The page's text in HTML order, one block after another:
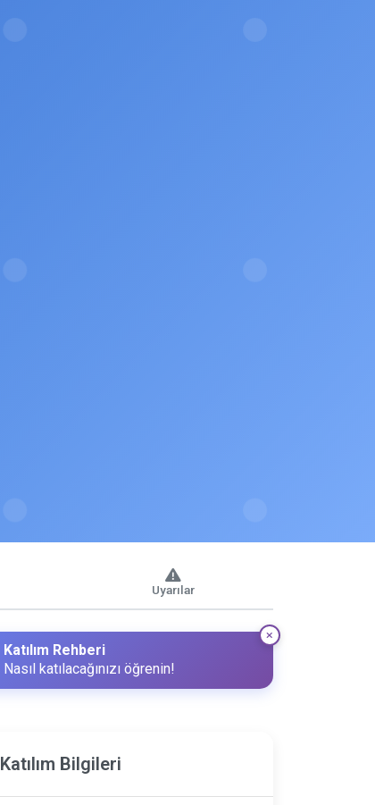
Uyarılar
Katılım Rehberi
Nasıl katılacağınızı öğrenin!
Katılım Bilgileri